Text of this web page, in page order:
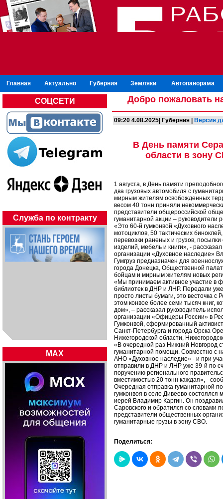
Главная Актуально Губерния Земляки Автопанорама
СОЦСЕТИ
Служба по контракту
MAX
Добро пожаловать
09:20 4.08.2025| Губерния | Версия
В День памяти
области в зону
1 августа, в День памяти
два грузовых автомобиля с
мирным жителям освобожденных
весом 40 тонн приняли
представители общероссийской
гуманитарной акции –
«Это 60-й гумконвой «Духовного
мотоциклов, 50 тактических
перевозки раненых и грузов,
изделий, мебель и книги», -
организации «Духовное наследие»
Гумгруз предназначен для
города Донецка, Общественной
бойцам и мирным жителям новых
«Мы принимаем активное участие в
библиотек в ДНР и ЛНР. Передали
просто листы бумаги, это весточка
этом конвое более семи тысяч книг,
дом», – рассказал руководитель
организации «Офицеры России» в
Гумконвой, сформированный
Санкт-Петербурга и города Орска
Нижегородской области,
«В очередной раз Нижний Новгород
гуманитарной помощи. Совместно с
АНО «Духовное наследие» - и при
отправили в ДНР и ЛНР уже 39-й по
поручению регионального
вместимостью 20 тонн каждая», -
Очередная отправка гуманитарной
гумконвоя в селе Дивеево состоялся
иерей Владимир Каргин. Он
Саровского и обратился со словами
представители общественных
гуманитарные грузы в зону СВО.
Поделиться: